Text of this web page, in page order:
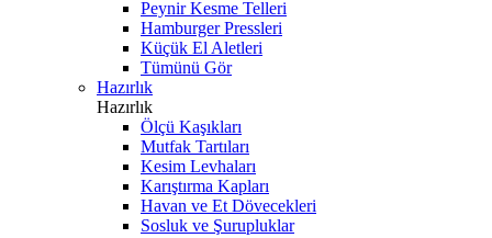
Peynir Kesme Telleri
Hamburger Pressleri
Küçük El Aletleri
Tümünü Gör
Hazırlık
Hazırlık
Ölçü Kaşıkları
Mutfak Tartıları
Kesim Levhaları
Karıştırma Kapları
Havan ve Et Dövecekleri
Sosluk ve Şurupluklar